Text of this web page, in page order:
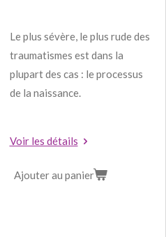
Le plus sévère, le plus rude des
traumatismes est dans la
plupart des cas : le processus
de la naissance.
Voir les détails
Ajouter au panier